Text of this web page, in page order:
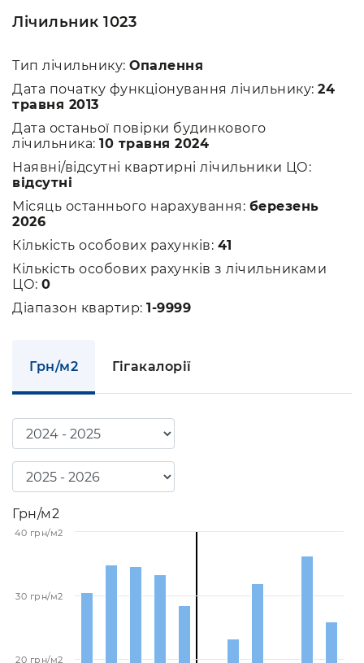
Лічильник 1023
Тип лічильнику: Опалення
Дата початку функціонування лічильнику: 24
травня 2013
Дата останьої повірки будинкового
лічильника: 10 травня 2024
Наявні/відсутні квартирні лічильники ЦО:
відсутні
Місяць останнього нарахування: березень
2026
Кількість особових рахунків: 41
Кількість особових рахунків з лічильниками
ЦО: 0
Діапазон квартир: 1-9999
Грн/м2 Гігакалорії
Грн/м2
20 грн/м2
30 грн/м2
40 грн/м2